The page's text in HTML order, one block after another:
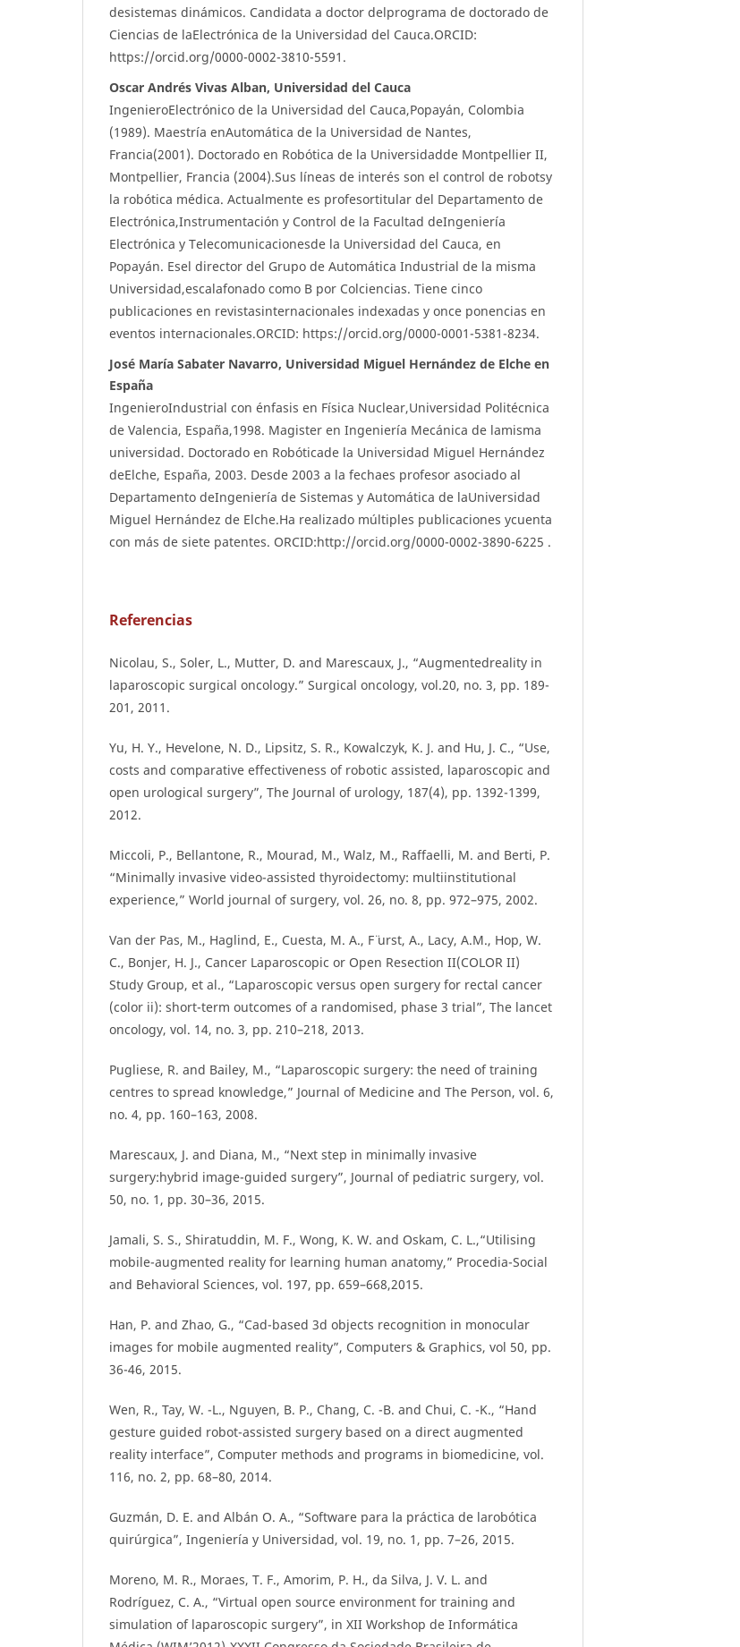
desistemas dinámicos. Candidata a doctor delprograma de doctorado de
Ciencias de laElectrónica de la Universidad del Cauca.ORCID:
https://orcid.org/0000-0002-3810-5591.
Oscar Andrés Vivas Alban, Universidad del Cauca
IngenieroElectrónico de la Universidad del Cauca,Popayán, Colombia
(1989). Maestría enAutomática de la Universidad de Nantes,
Francia(2001). Doctorado en Robótica de la Universidadde Montpellier II,
Montpellier, Francia (2004).Sus líneas de interés son el control de robotsy
la robótica médica. Actualmente es profesortitular del Departamento de
Electrónica,Instrumentación y Control de la Facultad deIngeniería
Electrónica y Telecomunicacionesde la Universidad del Cauca, en
Popayán. Esel director del Grupo de Automática Industrial de la misma
Universidad,escalafonado como B por Colciencias. Tiene cinco
publicaciones en revistasinternacionales indexadas y once ponencias en
eventos internacionales.ORCID: https://orcid.org/0000-0001-5381-8234.
José María Sabater Navarro, Universidad Miguel Hernández de Elche en
España
IngenieroIndustrial con énfasis en Física Nuclear,Universidad Politécnica
de Valencia, España,1998. Magister en Ingeniería Mecánica de lamisma
universidad. Doctorado en Robóticade la Universidad Miguel Hernández
deElche, España, 2003. Desde 2003 a la fechaes profesor asociado al
Departamento deIngeniería de Sistemas y Automática de laUniversidad
Miguel Hernández de Elche.Ha realizado múltiples publicaciones ycuenta
con más de siete patentes. ORCID:http://orcid.org/0000-0002-3890-6225 .
Referencias
Nicolau, S., Soler, L., Mutter, D. and Marescaux, J., “Augmentedreality in
laparoscopic surgical oncology.” Surgical oncology, vol.20, no. 3, pp. 189-
201, 2011.
Yu, H. Y., Hevelone, N. D., Lipsitz, S. R., Kowalczyk, K. J. and Hu, J. C., “Use,
costs and comparative effectiveness of robotic assisted, laparoscopic and
open urological surgery”, The Journal of urology, 187(4), pp. 1392-1399,
2012.
Miccoli, P., Bellantone, R., Mourad, M., Walz, M., Raffaelli, M. and Berti, P.
“Minimally invasive video-assisted thyroidectomy: multiinstitutional
experience,” World journal of surgery, vol. 26, no. 8, pp. 972–975, 2002.
Van der Pas, M., Haglind, E., Cuesta, M. A., F ̈urst, A., Lacy, A.M., Hop, W.
C., Bonjer, H. J., Cancer Laparoscopic or Open Resection II(COLOR II)
Study Group, et al., “Laparoscopic versus open surgery for rectal cancer
(color ii): short-term outcomes of a randomised, phase 3 trial”, The lancet
oncology, vol. 14, no. 3, pp. 210–218, 2013.
Pugliese, R. and Bailey, M., “Laparoscopic surgery: the need of training
centres to spread knowledge,” Journal of Medicine and The Person, vol. 6,
no. 4, pp. 160–163, 2008.
Marescaux, J. and Diana, M., “Next step in minimally invasive
surgery:hybrid image-guided surgery”, Journal of pediatric surgery, vol.
50, no. 1, pp. 30–36, 2015.
Jamali, S. S., Shiratuddin, M. F., Wong, K. W. and Oskam, C. L.,“Utilising
mobile-augmented reality for learning human anatomy,” Procedia-Social
and Behavioral Sciences, vol. 197, pp. 659–668,2015.
Han, P. and Zhao, G., “Cad-based 3d objects recognition in monocular
images for mobile augmented reality”, Computers & Graphics, vol 50, pp.
36-46, 2015.
Wen, R., Tay, W. -L., Nguyen, B. P., Chang, C. -B. and Chui, C. -K., “Hand
gesture guided robot-assisted surgery based on a direct augmented
reality interface”, Computer methods and programs in biomedicine, vol.
116, no. 2, pp. 68–80, 2014.
Guzmán, D. E. and Albán O. A., “Software para la práctica de larobótica
quirúrgica”, Ingeniería y Universidad, vol. 19, no. 1, pp. 7–26, 2015.
Moreno, M. R., Moraes, T. F., Amorim, P. H., da Silva, J. V. L. and
Rodríguez, C. A., “Virtual open source environment for training and
simulation of laparoscopic surgery”, in XII Workshop de Informática